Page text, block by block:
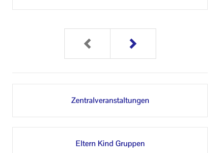
Auf An­fra­ge ver­mit­telt die Klos­ter­ver­wal­tung auch
Füh­run­gen für an­ge­mel­de­te Grup­pen. Klos­ter­ver­wal­
tung (08441/752-​230 oder ver­wal­tung@kloster-​
scheyern.de)
Zen­tral­ver­an­stal­tun­gen
El­tern Kind Grup­pen